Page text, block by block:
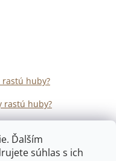
Ďalším
súhlas s ich
rastú huby?
rastú huby?